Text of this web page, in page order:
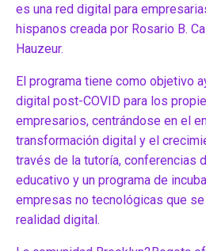
es una red digital para
hispanos creada por Rosario B.
Hauzeur.
El programa tiene como objetivo
digital post-COVID para los
empresarios, centrándose en el
transformación digital y el
través de la tutoría, conferencias
educativo y un programa de
empresas no tecnológicas que se
realidad digital.